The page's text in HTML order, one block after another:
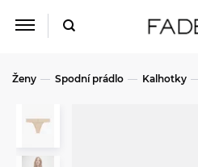
Ženy Spodní prádlo Kalhotky